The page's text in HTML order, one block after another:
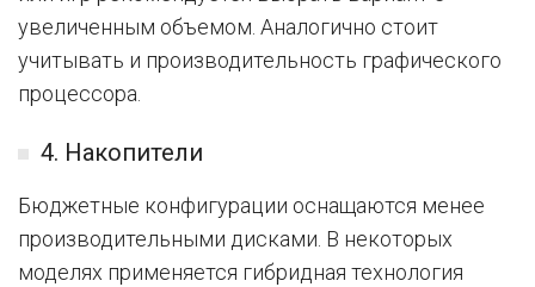
увеличенным объемом. Аналогично стоит
учитывать и производительность графического
процессора.
4. Накопители
Бюджетные конфигурации оснащаются менее
производительными дисками. В некоторых
моделях применяется гибридная технология